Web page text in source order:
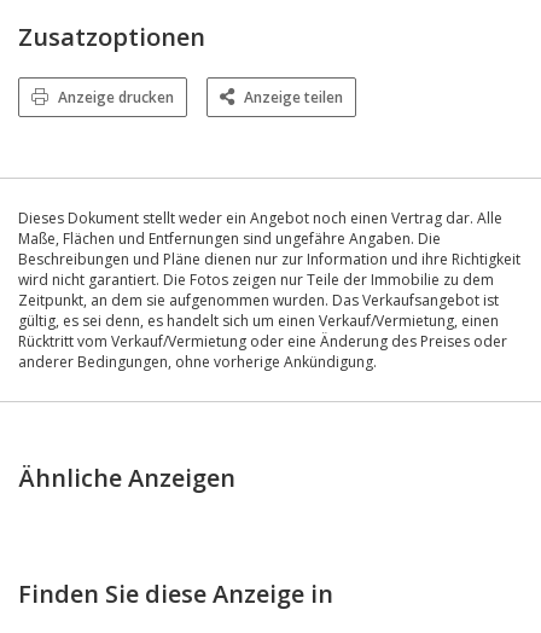
Zusatzoptionen
Anzeige drucken Anzeige teilen
Dieses Dokument stellt weder ein Angebot noch einen Vertrag dar. Alle
Maße, Flächen und Entfernungen sind ungefähre Angaben. Die
Beschreibungen und Pläne dienen nur zur Information und ihre Richtigkeit
wird nicht garantiert. Die Fotos zeigen nur Teile der Immobilie zu dem
Zeitpunkt, an dem sie aufgenommen wurden. Das Verkaufsangebot ist
gültig, es sei denn, es handelt sich um einen Verkauf/Vermietung, einen
Rücktritt vom Verkauf/Vermietung oder eine Änderung des Preises oder
anderer Bedingungen, ohne vorherige Ankündigung.
Ähnliche Anzeigen
Finden Sie diese Anzeige in